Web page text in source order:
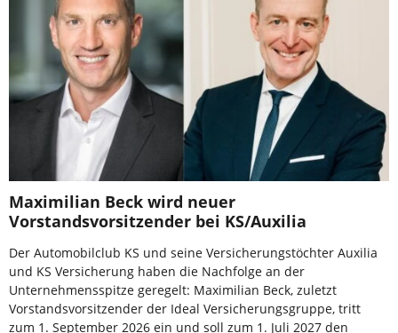
Maximilian Beck wird neuer
Vorstandsvorsitzender bei KS/Auxilia
Der Automobilclub KS und seine Versicherungstöchter Auxilia
und KS Versicherung haben die Nachfolge an der
Unternehmensspitze geregelt: Maximilian Beck, zuletzt
Vorstandsvorsitzender der Ideal Versicherungsgruppe, tritt
zum 1. September 2026 ein und soll zum 1. Juli 2027 den